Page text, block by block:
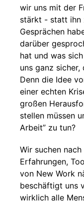
wir uns mit der
stärkt - statt ihn
Gesprächen
darüber
hat und was
uns ganz
Denn die Idee
einer echten
großen
stellen müssen
Arbeit” zu tun?
Wir suchen
Erfahrungen,
von New Work
beschäftigt uns
wirklich alle